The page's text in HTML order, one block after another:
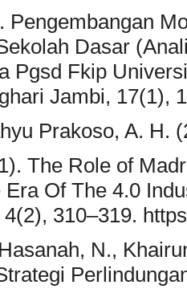
Pengembangan
Dasar
Pgsd Fkip
Jambi, 17(1),
Prakoso, A. H.
The Role of
Of The 4.0
310–319.
N.,